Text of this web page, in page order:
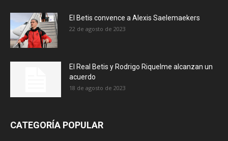
El Betis convence a Alexis Saelemaekers
22 de agosto de 2023
El Real Betis y Rodrigo Riquelme alcanzan un
acuerdo
18 de agosto de 2023
CATEGORÍA POPULAR